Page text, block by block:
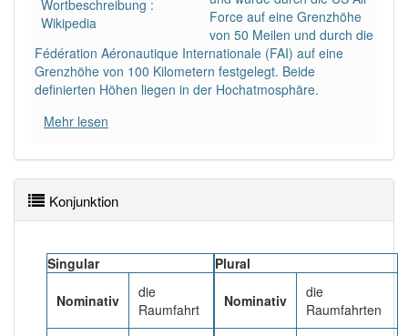
84% unserer Spielapp-Nutzer haben den Artikel
korrekt erraten.
Wortbeschreibung :
Wikipedia
Force auf eine Grenzhöhe
von 50 Meilen und durch die
Fédération Aéronautique Internationale (FAI) auf eine
Grenzhöhe von 100 Kilometern festgelegt. Beide
definierten Höhen liegen in der Hochatmosphäre.
Mehr lesen
Konjunktion
Singular
Nominativ
die
Raumfahrt
Plural
Nominativ
die
Raumfahrten